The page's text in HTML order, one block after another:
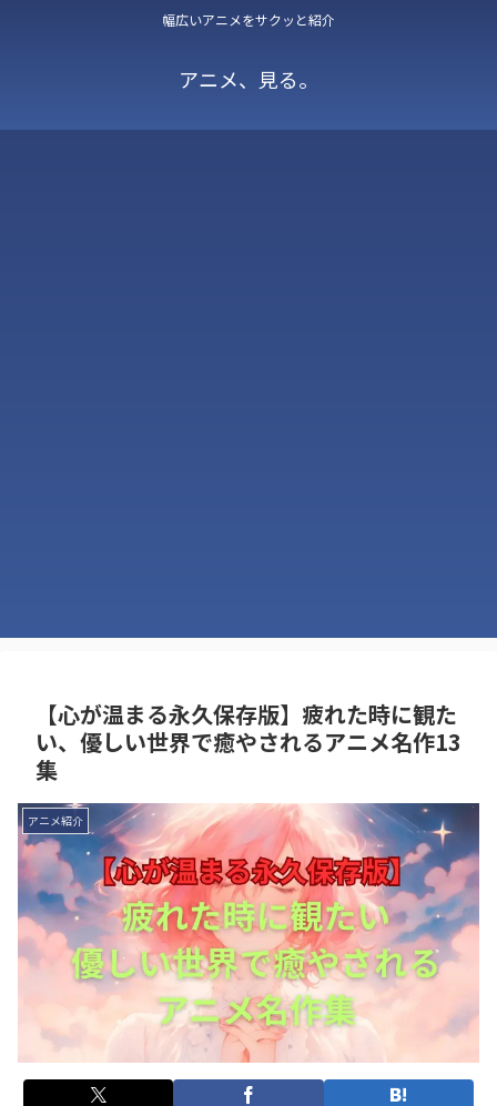
幅広いアニメをサクッと紹介
アニメ、見る。
【心が温まる永久保存版】疲れた時に観た
い、優しい世界で癒やされるアニメ名作13
集
アニメ紹介